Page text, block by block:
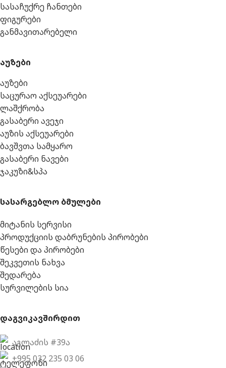
სასაჩუქრე ჩანთები
ფიგურები
განმავითარებელი
აუზები
აუზები
საცურაო აქსეუარები
ლაშქრობა
გასაბერი ავეჯი
აუზის აქსეუარები
ბავშვთა სამყარო
გასაბერი ნავები
ჯაკუზი&სპა
სასარგებლო ბმულები
მიტანის სერვისი
პროდუქციის დაბრუნების პირობები
წესები და პირობები
შეკვეთის ნახვა
შედარება
სურვილების სია
დაგვიკავშირდით
აგლაძის #39ა
+995 032 235 03 06